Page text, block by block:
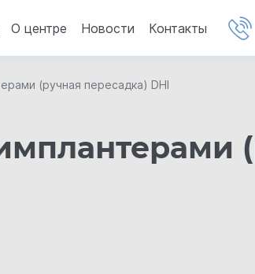
О центре Новости Контакты
(ручная пересадка) DHI